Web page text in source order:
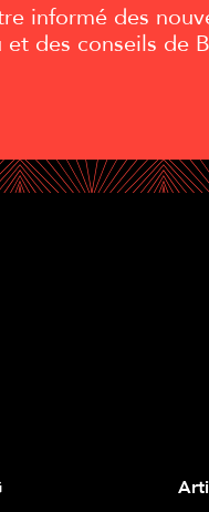
informé des
des conseils de